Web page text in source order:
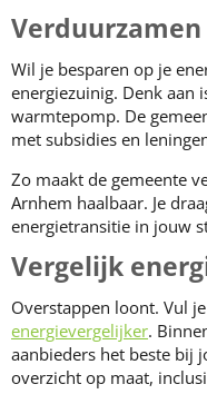
Wil je besparen op je
energiezuinig. Denk aan
warmtepomp. De
met subsidies en
Zo maakt de gemeente
Arnhem haalbaar. Je
energietransitie in jouw
Vergelijk
Overstappen loont. Vul
energievergelijker.
aanbieders het beste bij
overzicht op maat,